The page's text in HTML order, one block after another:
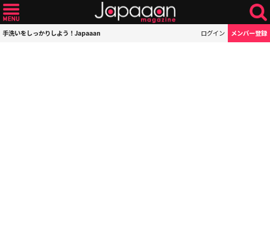
手洗いをしっかりしよう！Japaaan ログイン メンバー登録